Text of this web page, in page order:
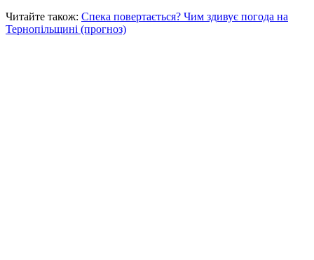
Читайте також: Спека повертається? Чим здивує погода на
Тернопільщині (прогноз)